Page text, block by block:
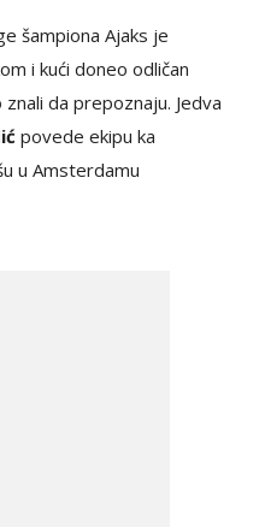
šampiona Ajaks je
i kući doneo odličan
da prepoznaju. Jedva
povede ekipu ka
u Amsterdamu